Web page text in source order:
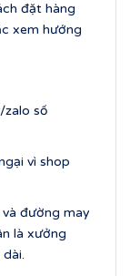
đặt hàng
xem hướng
zalo số
vì shop
đường may
là xưởng